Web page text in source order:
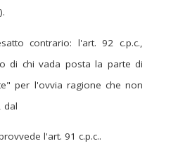
contrario: l'art. 92 c.p.c.,
di chi vada posta la parte di
per l'ovvia ragione che non
dal
l'art. 91 c.p.c..